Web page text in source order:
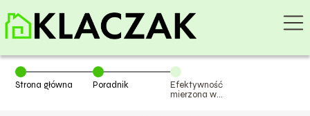
Strona główna Poradnik
Efektywność
mierzona w